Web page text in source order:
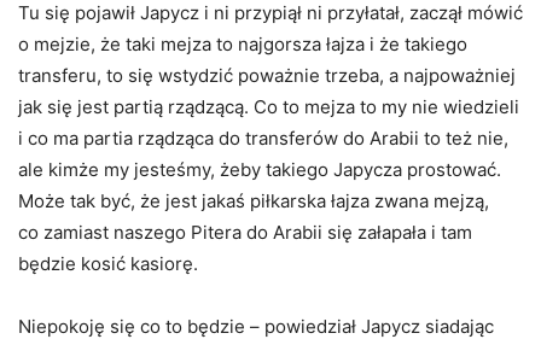
Tu się pojawił Japycz i ni przypiął ni przyłatał, zaczął mówić
o mejzie, że taki mejza to najgorsza łajza i że takiego
transferu, to się wstydzić poważnie trzeba, a najpoważniej
jak się jest partią rządzącą. Co to mejza to my nie wiedzieli
i co ma partia rządząca do transferów do Arabii to też nie,
ale kimże my jesteśmy, żeby takiego Japycza prostować.
Może tak być, że jest jakaś piłkarska łajza zwana mejzą,
co zamiast naszego Pitera do Arabii się załapała i tam
będzie kosić kasiorę.
Niepokoję się co to będzie – powiedział Japycz siadając